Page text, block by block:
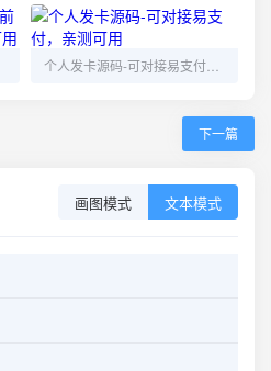
下一篇
画图模式 文本模式